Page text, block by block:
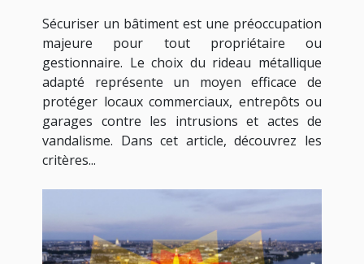
Sécuriser un bâtiment est une préoccupation
majeure pour tout propriétaire ou
gestionnaire. Le choix du rideau métallique
adapté représente un moyen efficace de
protéger locaux commerciaux, entrepôts ou
garages contre les intrusions et actes de
vandalisme. Dans cet article, découvrez les
critères...